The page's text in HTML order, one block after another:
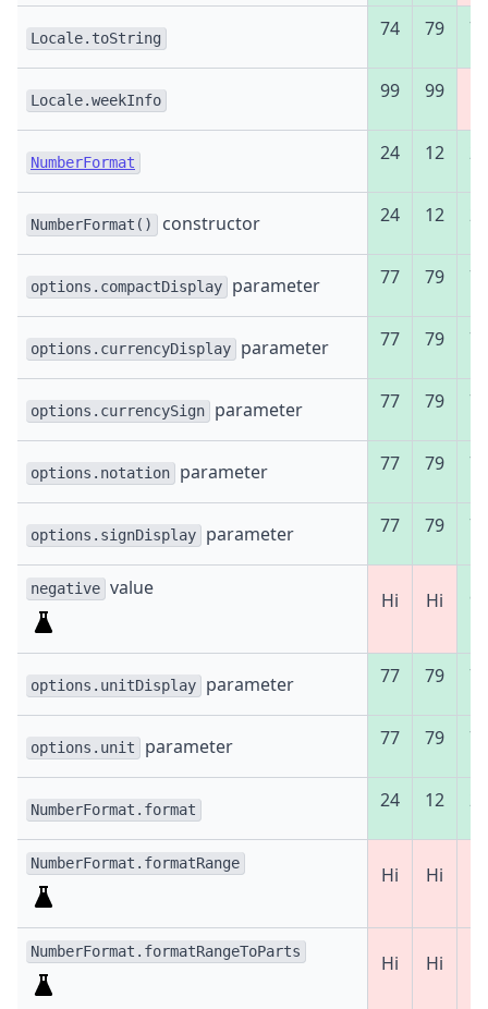
Locale.toString 74 79 75
Locale.weekInfo 99 99
NumberFormat 24 12 29
NumberFormat() constructor 24 12 29
options.compactDisplay parameter 77 79 78
options.currencyDisplay parameter 77 79 78
options.currencySign parameter 77 79 78
options.notation parameter 77 79 78
options.signDisplay parameter 77 79 78
negative value
Ні Ні 93
options.unitDisplay parameter 77 79 78
options.unit parameter 77 79 78
NumberFormat.format 24 12 29
NumberFormat.formatRange Ні Ні
NumberFormat.formatRangeToParts Ні Ні